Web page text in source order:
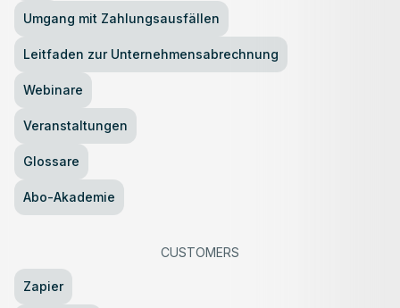
Umgang mit Zahlungsausfällen
Leitfaden zur Unternehmensabrechnung
Webinare
Veranstaltungen
Glossare
Abo-Akademie
CUSTOMERS
Zapier